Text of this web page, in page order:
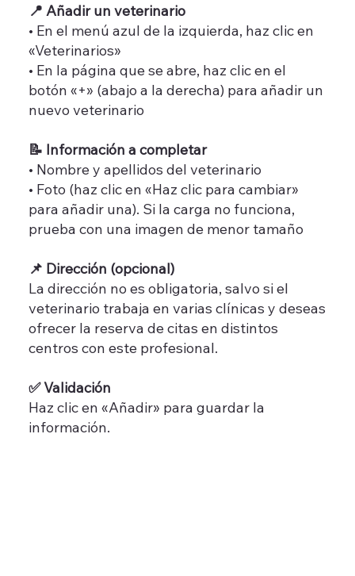
📍 Añadir un veterinario
• En el menú azul de la izquierda, haz clic en
«Veterinarios»
• En la página que se abre, haz clic en el
botón «+» (abajo a la derecha) para añadir un
nuevo veterinario
📝 Información a completar
• Nombre y apellidos del veterinario
• Foto (haz clic en «Haz clic para cambiar»
para añadir una). Si la carga no funciona,
prueba con una imagen de menor tamaño
📌 Dirección (opcional)
La dirección no es obligatoria, salvo si el
veterinario trabaja en varias clínicas y deseas
ofrecer la reserva de citas en distintos
centros con este profesional.
✅ Validación
Haz clic en «Añadir» para guardar la
información.